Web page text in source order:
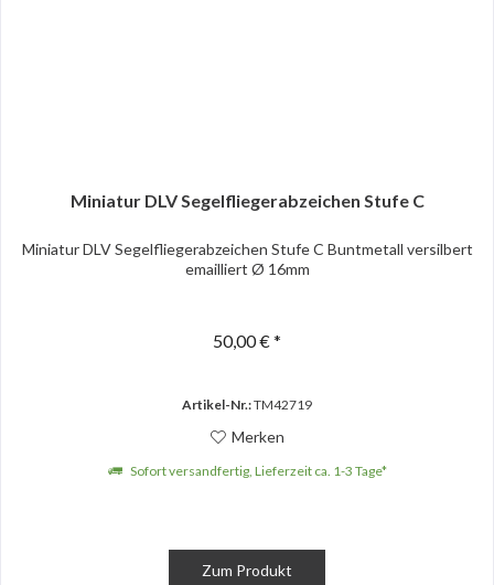
Miniatur DLV Segelfliegerabzeichen Stufe C
Miniatur DLV Segelfliegerabzeichen Stufe C Buntmetall versilbert
emailliert Ø 16mm
50,00 € *
Artikel-Nr.:TM42719
Merken
Sofort versandfertig, Lieferzeit ca. 1-3 Tage*
Zum Produkt